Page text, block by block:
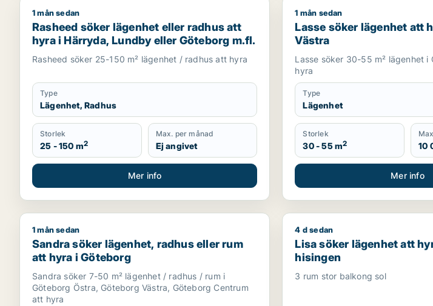
Rasheed söker lägenhet eller radhus att hyra i Härryda, Lundby eller Göteborg m.fl.
1 mån sedan
Rasheed söker lägenhet eller radhus att
hyra i Härryda, Lundby eller Göteborg m.fl.
Rasheed söker 25-150 m² lägenhet / radhus att hyra
Type
Lägenhet, Radhus
Storlek
25 - 150 m2
Max. per månad
Ej angivet
Mer info
Lasse söker lägenhet att
1 mån sedan
Lasse söker lägenhet att
Västra
Lasse söker 30-55 m² lägenhet i
hyra
Type
Lägenhet
Storlek
30 - 55 m2 10
Mer info
Sandra söker lägenhet, radhus eller rum att hyra i Göteborg
1 mån sedan
Sandra söker lägenhet, radhus eller rum
att hyra i Göteborg
Sandra söker 7-50 m² lägenhet / radhus / rum i
Göteborg Östra, Göteborg Västra, Göteborg Centrum
att hyra
Lisa söker lägenhet att hyra i
4 d sedan
Lisa söker lägenhet att
hisingen
3 rum stor balkong sol